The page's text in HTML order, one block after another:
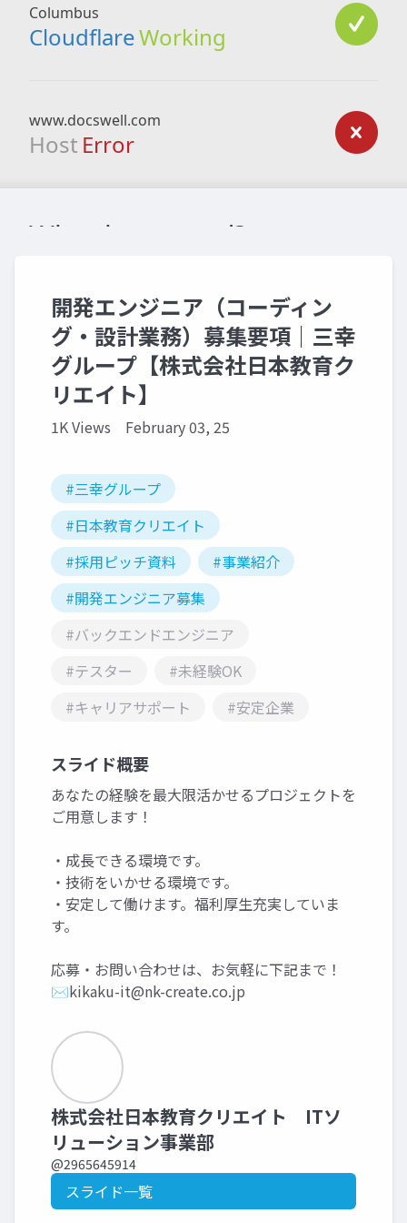
開発エンジニア（コーディン
グ・設計業務）募集要項｜三幸
グループ【株式会社日本教育ク
リエイト】
1K Views February 03, 25
#三幸グループ
#日本教育クリエイト
#採用ピッチ資料
#事業紹介
#開発エンジニア募集
#バックエンドエンジニア
#テスター
#未経験OK
#キャリアサポート
#安定企業
スライド概要
あなたの経験を最大限活かせるプロジェクトを
ご用意します！
・成長できる環境です。
・技術をいかせる環境です。
・安定して働けます。福利厚生充実していま
す。
応募・お問い合わせは、お気軽に下記まで！
✉kikaku-it@nk-create.co.jp
株式会社日本教育クリエイト ITソ
リューション事業部
@2965645914
スライド一覧